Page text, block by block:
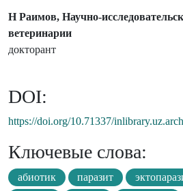
Н Раимов, Научно-
ветеринарии
докторант
DOI:
https://doi.org/10.71337/
Ключевые слова:
абиотик паразит